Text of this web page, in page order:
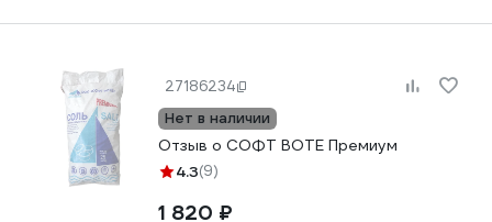
27186234
Нет в наличии
Отзыв о СОФТ ВОТЕ Премиум
4.3(9)
1 820 ₽